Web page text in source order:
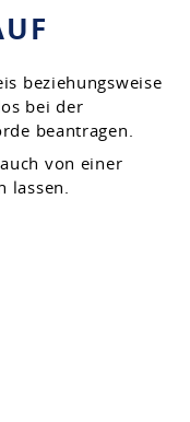
beziehungsweise
bei der
beantragen.
von einer